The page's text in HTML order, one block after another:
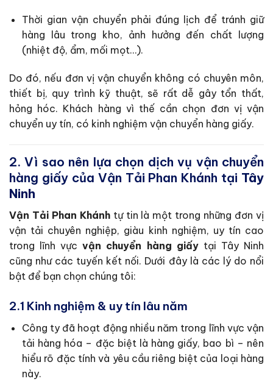
Thời gian vận chuyển phải đúng lịch để tránh giữ
hàng lâu trong kho, ảnh hưởng đến chất lượng
(nhiệt độ, ẩm, mối mọt…).
Do đó, nếu đơn vị vận chuyển không có chuyên môn,
thiết bị, quy trình kỹ thuật, sẽ rất dễ gây tổn thất,
hỏng hóc. Khách hàng vì thế cần chọn đơn vị vận
chuyển uy tín, có kinh nghiệm vận chuyển hàng giấy.
2. Vì sao nên lựa chọn dịch vụ vận chuyển
hàng giấy của Vận Tải Phan Khánh tại Tây
Ninh
Vận Tải Phan Khánhtự tin là một trong những đơn vị
vận tải chuyên nghiệp, giàu kinh nghiệm, uy tín cao
trong lĩnh vựcvận chuyển hàng giấytại Tây Ninh
cũng như các tuyến kết nối. Dưới đây là các lý do nổi
bật để bạn chọn chúng tôi:
2.1 Kinh nghiệm & uy tín lâu năm
Công ty đã hoạt động nhiều năm trong lĩnh vực vận
tải hàng hóa – đặc biệt là hàng giấy, bao bì – nên
hiểu rõ đặc tính và yêu cầu riêng biệt của loại hàng
này.